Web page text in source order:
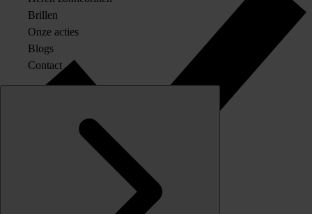
Brillen
Onze acties
Blogs
Contact